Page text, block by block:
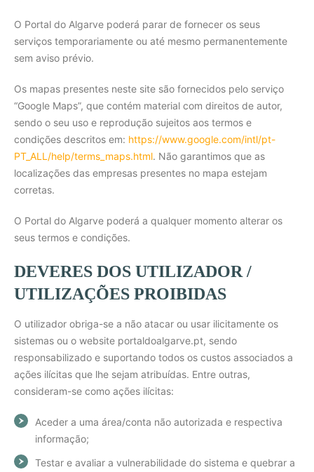
O Portal do Algarve poderá parar de fornecer os seus
serviços temporariamente ou até mesmo permanentemente
sem aviso prévio.
Os mapas presentes neste site são fornecidos pelo serviço
“Google Maps”, que contém material com direitos de autor,
sendo o seu uso e reprodução sujeitos aos termos e
condições descritos em: https://www.google.com/intl/pt-
PT_ALL/help/terms_maps.html. Não garantimos que as
localizações das empresas presentes no mapa estejam
corretas.
O Portal do Algarve poderá a qualquer momento alterar os
seus termos e condições.
DEVERES DOS UTILIZADOR /
UTILIZAÇÕES PROIBIDAS
O utilizador obriga-se a não atacar ou usar ilicitamente os
sistemas ou o website portaldoalgarve.pt, sendo
responsabilizado e suportando todos os custos associados a
ações ilícitas que lhe sejam atribuídas. Entre outras,
consideram-se como ações ilícitas:
Aceder a uma área/conta não autorizada e respectiva
informação;
Testar e avaliar a vulnerabilidade do sistema e quebrar a